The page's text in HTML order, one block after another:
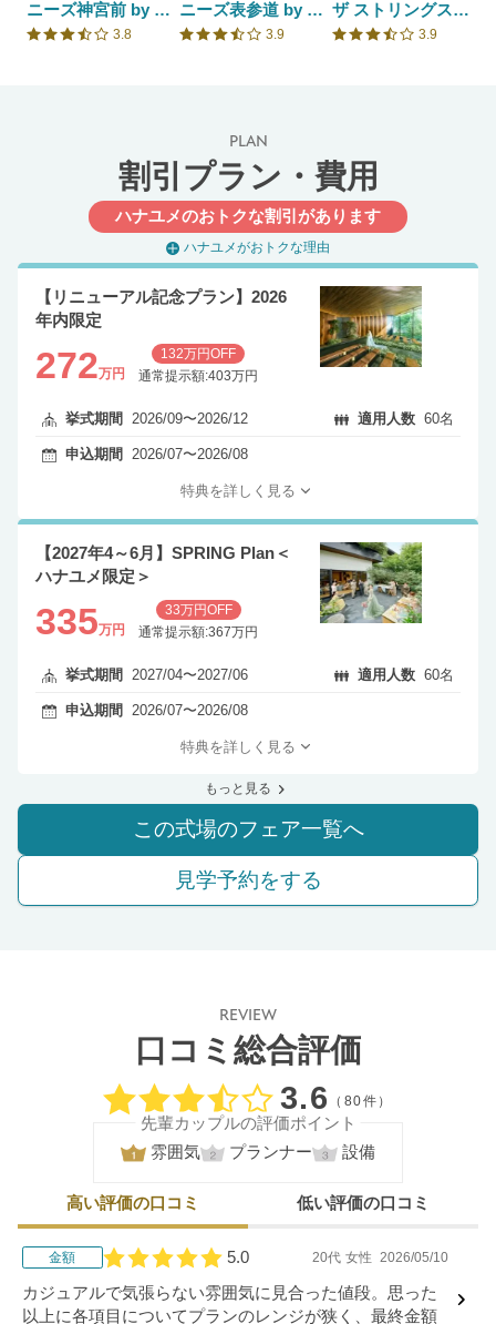
ニーズ神宮前 by T&G WEDDING(旧 アルモニーソルーナ表参道)
口コミ評価
3.8
ニーズ表参道 by T&G WEDDING(旧 表参道TERRACE)
口コミ評価
3.9
ザ ストリングス表参道
口コミ評価
3.9
PLAN
割引プラン・費用
ハナユメのおトクな割引があります
ハナユメがおトクな理由
【リニューアル記念プラン】2026
年内限定
272万円
132万円OFF
通常提示額:403万円
挙式期間 2026/09〜2026/12 適用人数 60名
申込期間 2026/07〜2026/08
特典を詳しく見る
【2027年4～6月】SPRING Plan＜
ハナユメ限定＞
335万円
33万円OFF
通常提示額:367万円
挙式期間 2027/04〜2027/06 適用人数 60名
申込期間 2026/07〜2026/08
特典を詳しく見る
もっと見る
この式場のフェア一覧へ
見学予約をする
REVIEW
口コミ総合評価
口コミ評価
3.6 （80件）
先輩カップルの評価ポイント
雰囲気
プランナー 設備
高い評価の口コミ 低い評価の口コミ
金額
口コミ評価
5.0 20代 女性 2026/05/10
カジュアルで気張らない雰囲気に見合った値段。思った
以上に各項目についてプランのレンジが狭く、最終金額